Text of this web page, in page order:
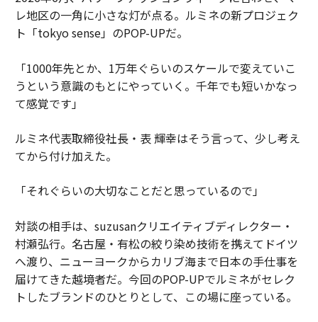
レ地区の一角に小さな灯が点る。ルミネの新プロジェク
ト「tokyo sense」のPOP-UPだ。
「1000年先とか、1万年ぐらいのスケールで変えていこ
うという意識のもとにやっていく。千年でも短いかなっ
て感覚です」
ルミネ代表取締役社長・表 輝幸はそう言って、少し考え
てから付け加えた。
「それぐらいの大切なことだと思っているので」
対談の相手は、suzusanクリエイティブディレクター・
村瀬弘行。名古屋・有松の絞り染め技術を携えてドイツ
へ渡り、ニューヨークからカリブ海まで日本の手仕事を
届けてきた越境者だ。今回のPOP-UPでルミネがセレク
トしたブランドのひとりとして、この場に座っている。